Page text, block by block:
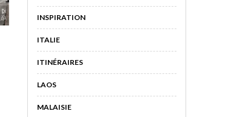
INSPIRATION
ITALIE
ITINÉRAIRES
LAOS
MALAISIE